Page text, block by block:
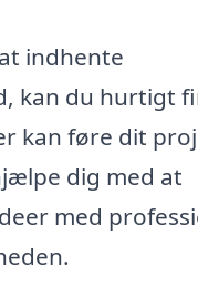
indhente
kan du hurtigt
kan føre dit
dig med at
med